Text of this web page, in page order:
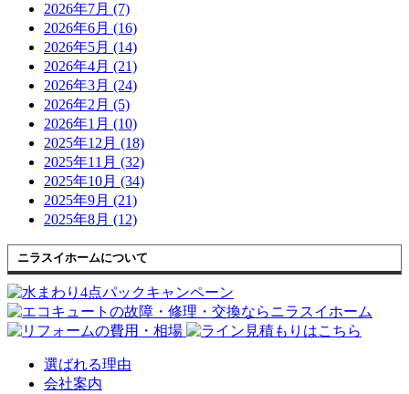
2026年7月 (7)
2026年6月 (16)
2026年5月 (14)
2026年4月 (21)
2026年3月 (24)
2026年2月 (5)
2026年1月 (10)
2025年12月 (18)
2025年11月 (32)
2025年10月 (34)
2025年9月 (21)
2025年8月 (12)
ニラスイホームについて
選ばれる理由
会社案内